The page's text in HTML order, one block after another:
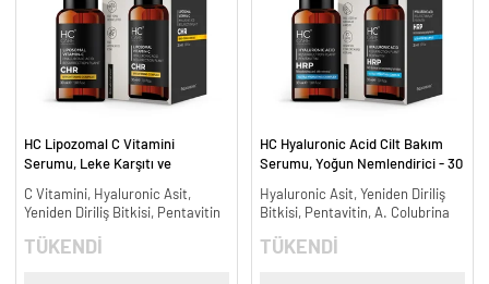
HC Lipozomal C Vitamini
Serumu, Leke Karşıtı ve
C Vitamini, Hyaluronic Asit,
Yeniden Diriliş Bitkisi, Pentavitin
TÜKENDİ
HC Hyaluronic Acid Cilt Bakım
Serumu, Yoğun Nemlendirici - 30
Hyaluronic Asit, Yeniden Diriliş
Bitkisi, Pentavitin, A. Colubrina
TÜKENDİ